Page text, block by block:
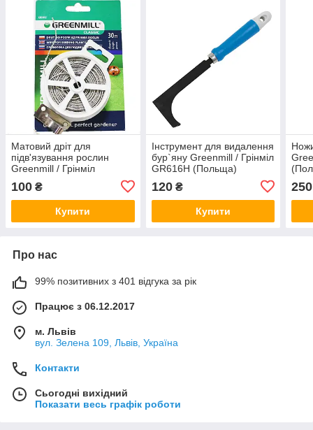
Матовий дріт для
підв'язування рослин
Greenmill / Грінміл
100 ₴
Купити
Інструмент для видалення
бур`яну Greenmill / Грінміл
GR616H (Польща)
120₴
Купити
250
Про нас
99% позитивних з 401 відгука за рік
Працює з 06.12.2017
м. Львів
вул. Зелена 109, Львів, Україна
Контакти
Сьогодні вихідний
Показати весь графік роботи